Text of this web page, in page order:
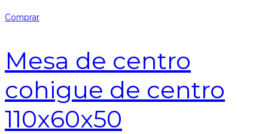
Comprar
Mesa de centro
cohigue de centro
110x60x50